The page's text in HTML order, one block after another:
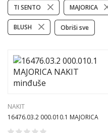
TI SENTO MAJORICA
BLUSH Obriši sve
NAKIT
16476.03.2 000.010.1 MAJORICA
NAKIT minđuše